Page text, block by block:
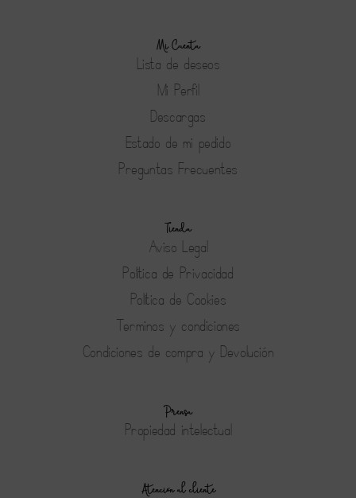
Mi Cuenta
Lista de deseos
Mi Perfil
Descargas
Estado de mi pedido
Preguntas Frecuentes
Tienda
Aviso Legal
Política de Privacidad
Política de Cookies
Terminos y condiciones
Condiciones de compra y Devolución
Prensa
Propiedad intelectual
Atención al cliente